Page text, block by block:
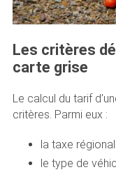
Les critères
carte grise
Le calcul du tarif
critères. Parmi eux :
la taxe
le type de